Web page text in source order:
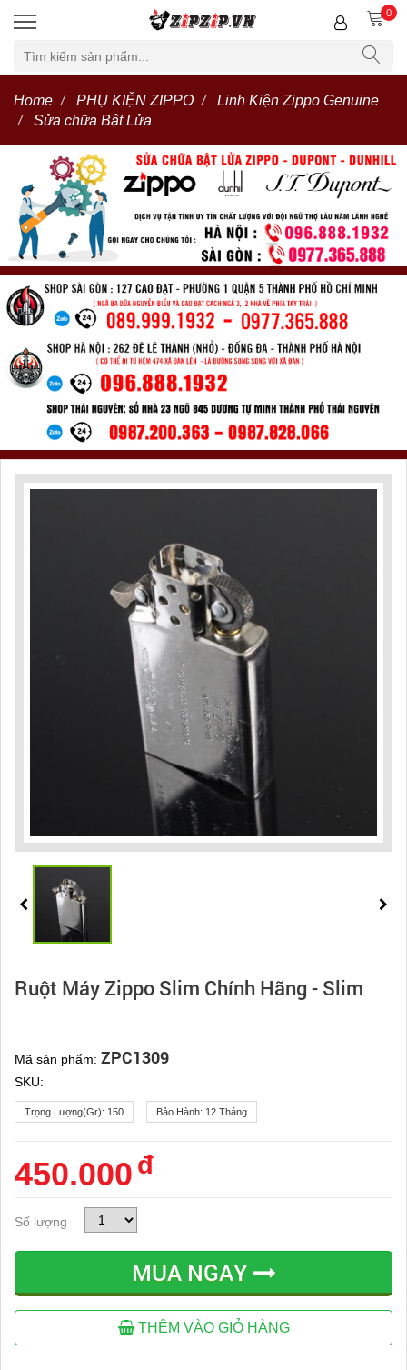
0
Home PHỤ KIỆN ZIPPO
Linh Kiện Zippo Genuine
Sửa chữa Bật Lửa
Ruột Máy Zippo Slim Chính Hãng - Slim
Mã sản phẩm: ZPC1309
SKU:
Trọng Lượng(gr): 150 Bảo Hành: 12 Tháng
450.000 đ
Số lượng
MUA NGAY
THÊM VÀO GIỎ HÀNG